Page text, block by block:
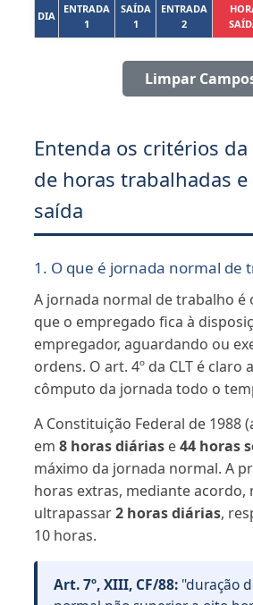
DIA
ENTRADA
1
SAÍDA
1
ENTRADA
2
Limpar
Entenda os critérios
de horas trabalhadas
saída
1. O que é jornada normal de
A jornada normal de trabalho é
que o empregado fica à
empregador, aguardando ou
ordens. O art. 4º da CLT é claro
cômputo da jornada todo o
A Constituição Federal de 1988
em 8 horas diárias e44 horas
máximo da jornada normal. A
horas extras, mediante acordo,
ultrapassar2 horas diárias,
10 horas.
Art. 7º, XIII, CF/88: "duração